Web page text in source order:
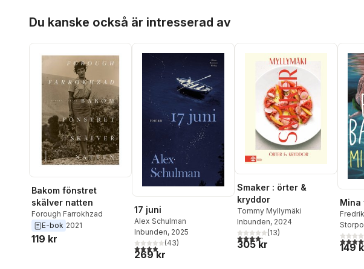
Du kanske också är intresserad av
Bakom fönstret
skälver natten
Forough Farrokhzad
E-bok 2021
119 kr
17 juni
Alex Schulman
Inbunden, 2025
3,9utav 5 stjärnor. Totalt antal röster:
(43)
269 kr
Smaker : örter &
kryddor
Tommy Myllymäki
Inbunden, 2024
4,2utav 5 stjärnor. Totalt antal
(13)
305 kr
Mina
4,8
149